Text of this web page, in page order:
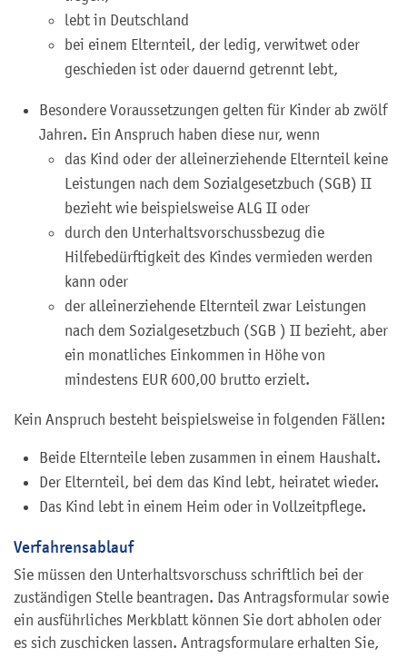
lebt in Deutschland
bei einem Elternteil, der ledig, verwitwet oder
geschieden ist oder dauernd getrennt lebt,
Besondere Voraussetzungen gelten für Kinder ab zwölf
Jahren. Ein Anspruch haben diese nur, wenn
das Kind oder der alleinerziehende Elternteil keine
Leistungen nach dem Sozialgesetzbuch (SGB) II
bezieht wie beispielsweise ALG II oder
durch den Unterhaltsvorschussbezug die
Hilfebedürftigkeit des Kindes vermieden werden
kann oder
der alleinerziehende Elternteil zwar Leistungen
nach dem Sozialgesetzbuch (SGB ) II bezieht, aber
ein monatliches Einkommen in Höhe von
mindestens EUR 600,00 brutto erzielt.
Kein Anspruch besteht beispielsweise in folgenden Fällen:
Beide Elternteile leben zusammen in einem Haushalt.
Der Elternteil, bei dem das Kind lebt, heiratet wieder.
Das Kind lebt in einem Heim oder in Vollzeitpflege.
Verfahrensablauf
Sie müssen den Unterhaltsvorschuss schriftlich bei der
zuständigen Stelle beantragen. Das Antragsformular sowie
ein ausführliches Merkblatt können Sie dort abholen oder
es sich zuschicken lassen. Antragsformulare erhalten Sie,